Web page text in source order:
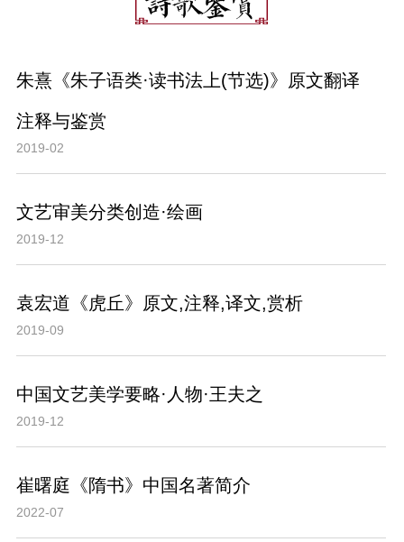
朱熹《朱子语类·读书法上(节选)》原文翻译
注释与鉴赏
2019-02
文艺审美分类创造·绘画
2019-12
袁宏道《虎丘》原文,注释,译文,赏析
2019-09
中国文艺美学要略·人物·王夫之
2019-12
崔曙庭《隋书》中国名著简介
2022-07